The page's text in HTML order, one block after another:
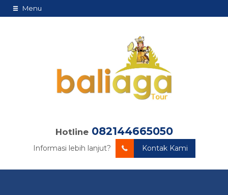
Menu
Hotline 082144665050
Informasi lebih lanjut? Kontak Kami